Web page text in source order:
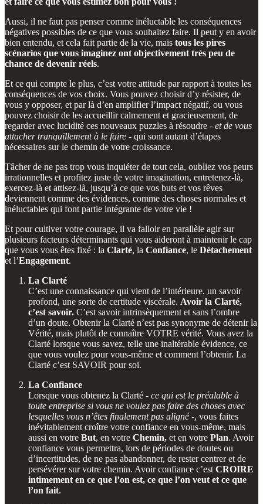
Aussi, il ne faut pas penser comme inéluctable les conséquences
négatives possibles de ce que vous souhaitez faire. Il peut y en avoir
bien entendu, et cela fait partie de la vie, mais tous les pires
scénarios que vous imaginez ont objectivement très peu de
chance de devenir réels.
Et ce qui compte le plus, c’est votre attitude par rapport à toutes les
conséquences de vos choix. Vous pouvez choisir d’y résister, de
vous y opposer, et par là d’en amplifier l’impact négatif, ou vous
pouvez choisir de les accueillir calmement et gracieusement, de
regarder avec lucidité ces nouveaux puzzles à résoudre - et de vous
attacher tranquillement à le faire - qui sont autant d’étapes
nécessaires sur le chemin de votre croissance.
Tâcher de ne pas trop vous inquiéter de tout cela, oubliez vos peurs
irrationnelles et profitez juste de votre imagination, entretenez-là,
exercez-là et attisez-là, jusqu’à ce que vos buts et vos rêves
deviennent comme des évidences, comme des choses normales et
inéluctables qui font partie intégrante de votre vie !
Et pour cultiver votre courage, il va falloir en parallèle agir sur
plusieurs facteurs déterminants qui vous aideront à maintenir le cap
que vous vous êtes fixé : la Clarté, la Confiance, le Détachement
et l’Engagement.
La Clarté
C’est une connaissance qui vient de l’intérieure, un savoir
profond, une sorte de certitude viscérale. Avoir la Clarté,
c’est savoir. C’est savoir intrinsèquement et sans l’ombre
d’un doute. Obtenir la Clarté n’est pas synonyme de détenir la
Vérité, mais plutôt de connaître VOTRE vérité. Vous avez la
Clarté lorsque vous savez, telle une inaltérable évidence, ce
que vous voulez pour vous-même et comment l’obtenir. La
Clarté c’est SAVOIR pour soi.
La Confiance
Lorsque vous obtenez la Clarté - ce qui est le préalable à
toute entreprise si vous ne voulez pas faire des choses avec
lesquelles vous n’êtes finalement pas aligné-, vous faites
inévitablement croître votre confiance en vous-même, mais
aussi en votre But, en votre Chemin, et en votre Plan. Avoir
confiance vous permettra, lors de périodes de doutes ou
d’incertitudes, de ne pas abandonner, de rester centrer et de
persévérer sur votre chemin. Avoir confiance c’est CROIRE
intimement en ce que l’on est, ce que l’on veut et ce que
l’on fait.